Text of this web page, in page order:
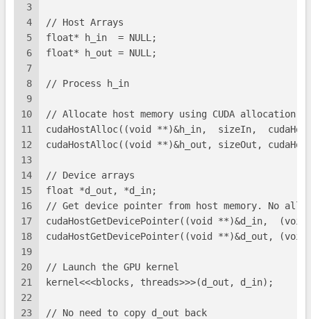
3
4
5
6
7
8
9
10
11
12
13
14
15
16
17
18
19
20
21
22
23
// Host Arrays
float* h_in  = NULL;
float* h_out = NULL;
// Process h_in
// Allocate host memory using CUDA allocation
cudaHostAlloc((void **)&h_in,  sizeIn,
cudaHostAlloc((void **)&h_out, sizeOut,
// Device arrays
float *d_out, *d_in;
// Get device pointer from host memory. No
cudaHostGetDevicePointer((void **)&d_in,
cudaHostGetDevicePointer((void **)&d_out,
// Launch the GPU kernel
kernel<<<blocks, threads>>>(d_out, d_in);
// No need to copy d_out back